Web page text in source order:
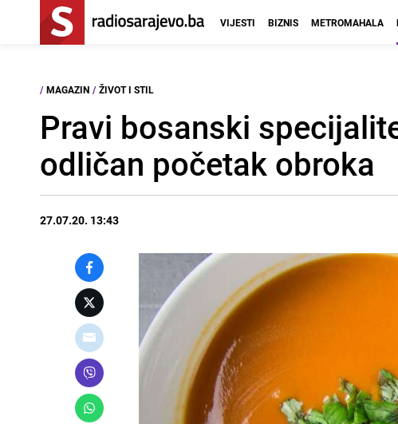
VIJESTI BIZNIS METROMAHALA
/ MAGAZIN / ŽIVOT I STIL
Pravi bosanski
odličan početak obroka
27.07.20. 13:43